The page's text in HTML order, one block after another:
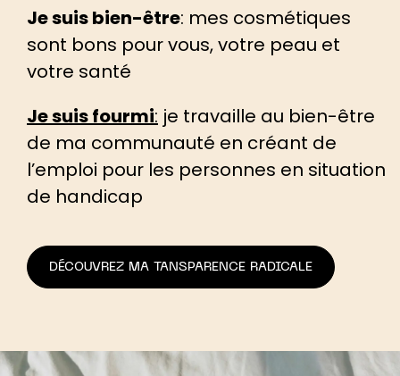
Je suis bien-être: mes cosmétiques
sont bons pour vous, votre peau et
votre santé
Je suis fourmi: je travaille au bien-être
de ma communauté en créant de
l’emploi pour les personnes en situation
de handicap
DÉCOUVREZ MA TANSPARENCE RADICALE